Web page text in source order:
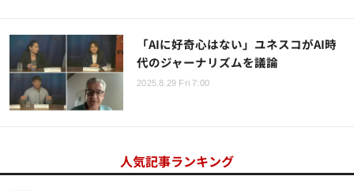
「AIに好奇心はない」ユネスコがAI時
代のジャーナリズムを議論
2025.8.29 Fri 7:00
人気記事ランキング